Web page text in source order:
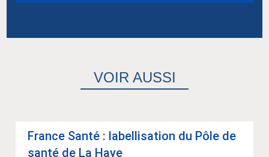
VOIR AUSSI
France Santé : label­li­sa­tion du Pôle de
santé de La Haye